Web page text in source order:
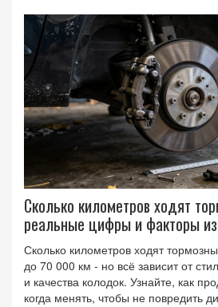
Сколько километров ходят
реальные цифры и факторы
Сколько километров ходят
до 70 000 км - но всё зависит от
и качества колодок. Узнайте, как
когда менять, чтобы не повредить